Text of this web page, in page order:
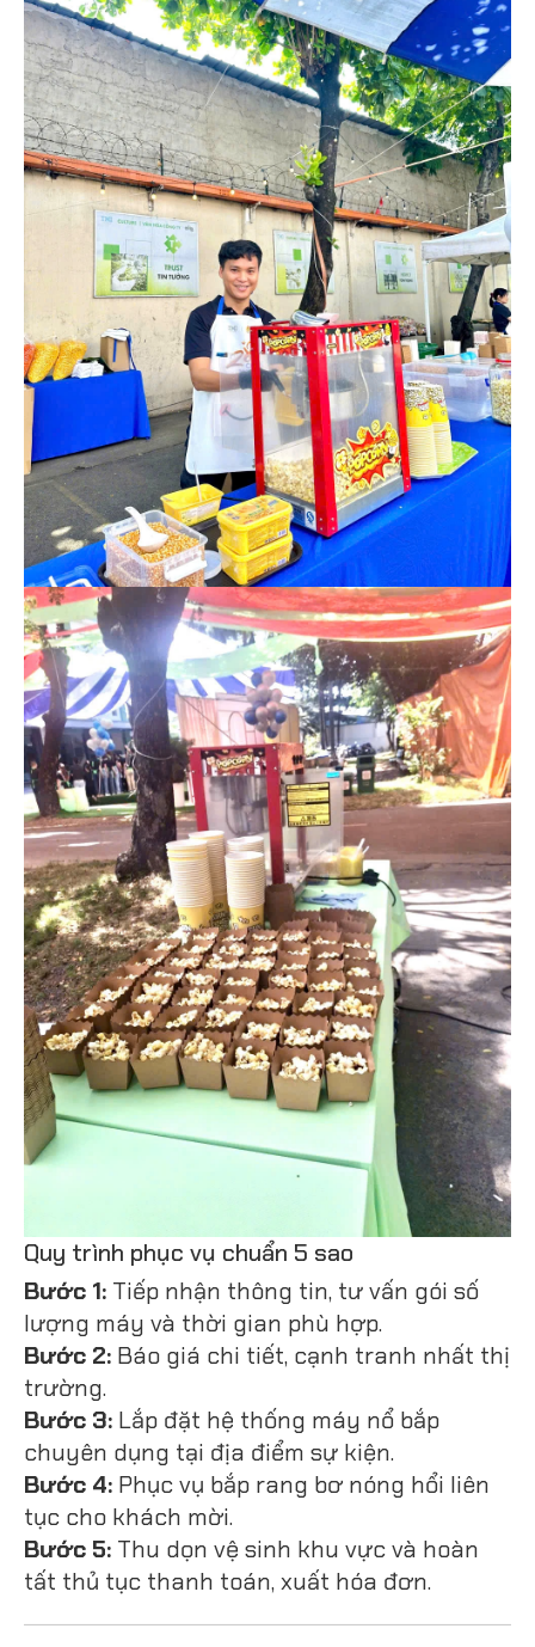
Quy trình phục vụ chuẩn 5 sao
Bước 1: Tiếp nhận thông tin, tư vấn gói số
lượng máy và thời gian phù hợp.
Bước 2: Báo giá chi tiết, cạnh tranh nhất thị
trường.
Bước 3: Lắp đặt hệ thống máy nổ bắp
chuyên dụng tại địa điểm sự kiện.
Bước 4: Phục vụ bắp rang bơ nóng hổi liên
tục cho khách mời.
Bước 5: Thu dọn vệ sinh khu vực và hoàn
tất thủ tục thanh toán, xuất hóa đơn.